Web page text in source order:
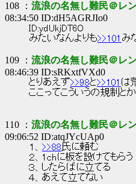
108 ： 流浪の名無し難民＠レ
08:34:50 ID:dH5AGRJIo0
ID:ydUkjDT6O
みたいなんよりも>>101 み
109 ： 流浪の名無し難民＠レ
08:46:39 ID:sRKxtfVXd0
とりあえず >>98と>>101 は
ここってこういうの規制と
110 ： 流浪の名無し難民＠レ
09:06:52 ID:atqJYcUAp0
１、 >>88 氏に頼む
２、1chに板を設けてもらう
３、したらばに立てる
４、あえて立てない